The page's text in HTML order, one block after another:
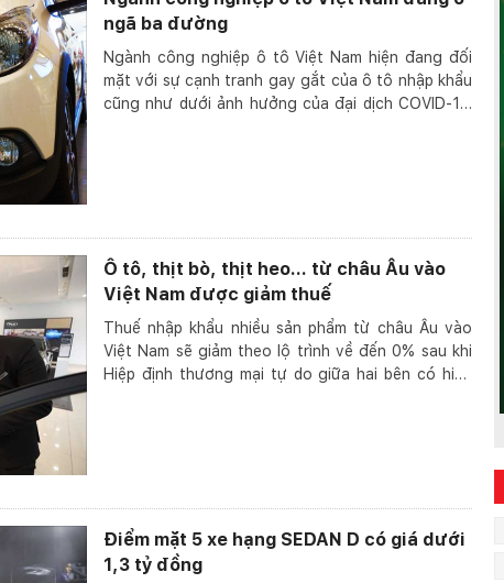
ngã ba đường
Ngành công nghiệp ô tô Việt Nam hiện đang đối
mặt với sự cạnh tranh gay gắt của ô tô nhập khẩu
cũng như dưới ảnh hưởng của đại dịch COVID-19.
Ô tô, thịt bò, thịt heo... từ châu Âu vào
Việt Nam được giảm thuế
Thuế nhập khẩu nhiều sản phẩm từ châu Âu vào
Việt Nam sẽ giảm theo lộ trình về đến 0% sau khi
Hiệp định thương mại tự do giữa hai bên có hiệu
Điểm mặt 5 xe hạng SEDAN D có giá dưới
1,3 tỷ đồng